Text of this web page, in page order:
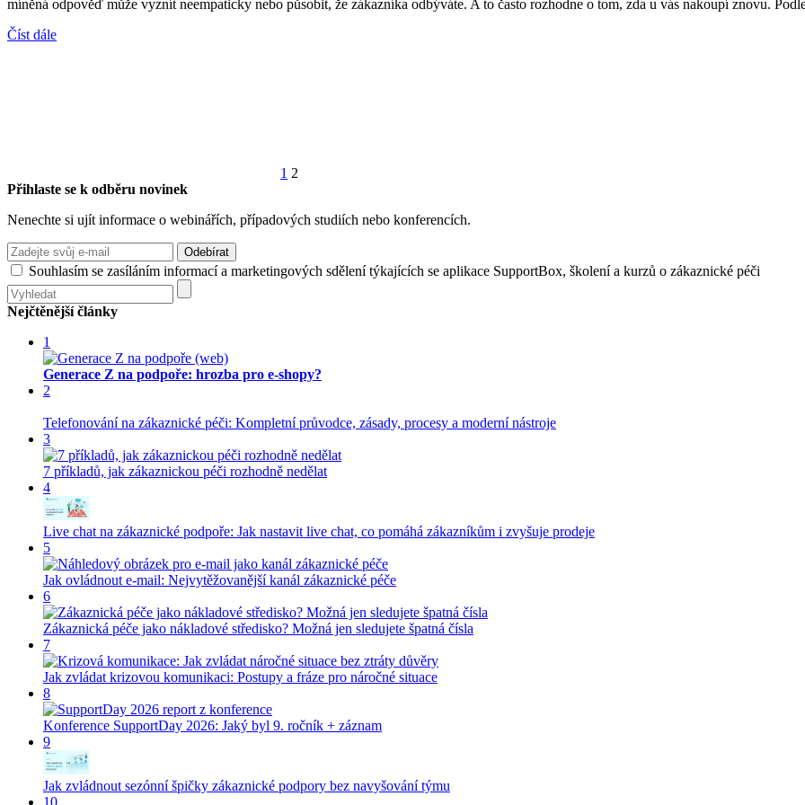
míněná odpověď může vyznít neempaticky nebo působit, že zákazníka odbýváte. A to často rozhodne o tom, zda u vás nakoupí znovu.
Číst dále
1 2
Přihlaste se k odběru novinek
Nenechte si ujít informace o webinářích, případových studiích nebo konferencích.
Souhlasím se zasíláním informací a marketingových sdělení týkajících se aplikace SupportBox, školení a kurzů o zákaznické péči
Nejčtěnější články
1
Generace Z na podpoře: hrozba pro e-shopy?
2
Telefonování na zákaznické péči: Kompletní průvodce, zásady, procesy a moderní nástroje
3
7 příkladů, jak zákaznickou péči rozhodně nedělat
4
Live chat na zákaznické podpoře: Jak nastavit live chat, co pomáhá zákazníkům i zvyšuje prodeje
5
Jak ovládnout e-mail: Nejvytěžovanější kanál zákaznické péče
6
Zákaznická péče jako nákladové středisko? Možná jen sledujete špatná čísla
7
Jak zvládat krizovou komunikaci: Postupy a fráze pro náročné situace
8
Konference SupportDay 2026: Jaký byl 9. ročník + záznam
9
Jak zvládnout sezónní špičky zákaznické podpory bez navyšování týmu
10